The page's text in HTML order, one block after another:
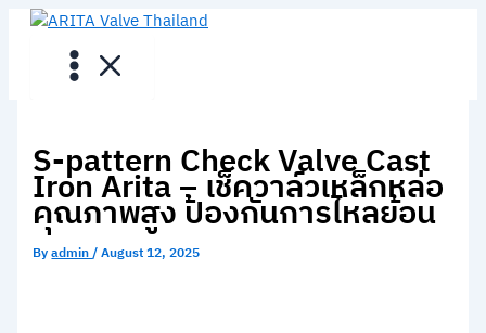
Skip
S-pattern Check Valve Cast
Iron Arita – เช็ควาล์วเหล็กหล่อ
คุณภาพสูง ป้องกันการไหลย้อน
Byadmin/August 12, 2025